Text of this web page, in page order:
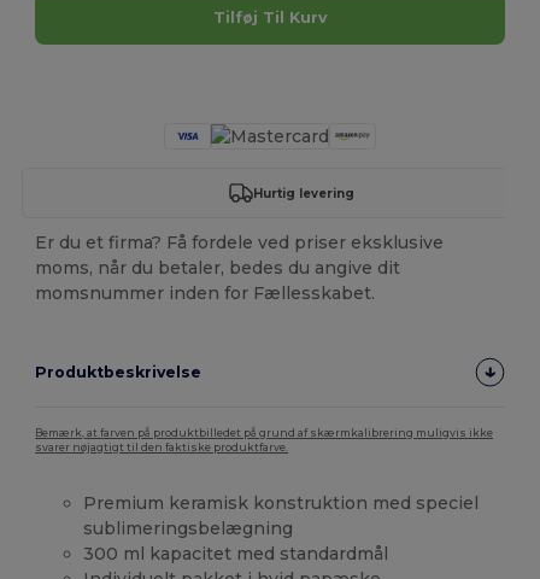
Tilføj Til Kurv
Hurtig levering
Er du et firma? Få fordele ved priser eksklusive
moms, når du betaler, bedes du angive dit
momsnummer inden for Fællesskabet.
Produktbeskrivelse
Bemærk, at farven på produktbilledet på grund af skærmkalibrering muligvis ikke
svarer nøjagtigt til den faktiske produktfarve.
Premium keramisk konstruktion med speciel
sublimeringsbelægning
300 ml kapacitet med standardmål